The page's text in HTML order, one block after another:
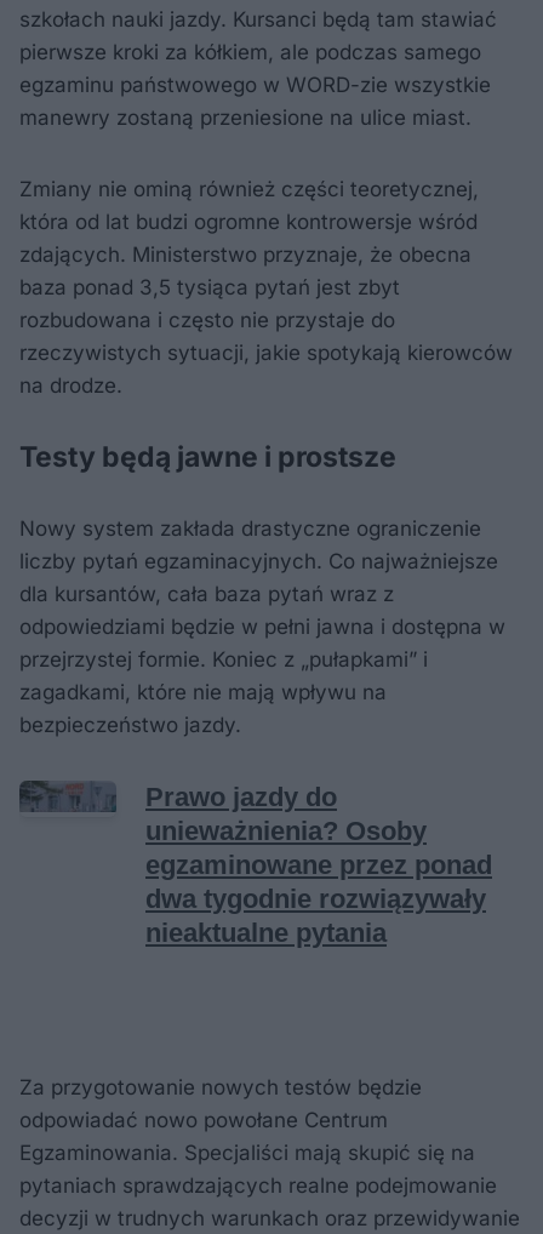
szkołach nauki jazdy. Kursanci będą tam stawiać
pierwsze kroki za kółkiem, ale podczas samego
egzaminu państwowego w WORD-zie wszystkie
manewry zostaną przeniesione na ulice miast.
Zmiany nie ominą również części teoretycznej,
która od lat budzi ogromne kontrowersje wśród
zdających. Ministerstwo przyznaje, że obecna
baza ponad 3,5 tysiąca pytań jest zbyt
rozbudowana i często nie przystaje do
rzeczywistych sytuacji, jakie spotykają kierowców
na drodze.
Testy będą jawne i prostsze
Nowy system zakłada drastyczne ograniczenie
liczby pytań egzaminacyjnych. Co najważniejsze
dla kursantów, cała baza pytań wraz z
odpowiedziami będzie w pełni jawna i dostępna w
przejrzystej formie. Koniec z „pułapkami” i
zagadkami, które nie mają wpływu na
bezpieczeństwo jazdy.
Za przygotowanie nowych testów będzie
odpowiadać nowo powołane Centrum
Egzaminowania. Specjaliści mają skupić się na
pytaniach sprawdzających realne podejmowanie
decyzji w trudnych warunkach oraz przewidywanie